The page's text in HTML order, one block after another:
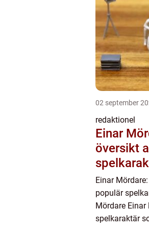
02 september
redaktionel
Einar
översikt
Einar
populär
Mördare
spelkaraktär